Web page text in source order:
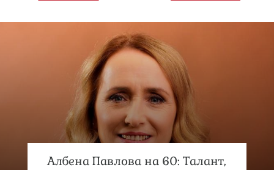
Албена Павлова на 60: Талант,